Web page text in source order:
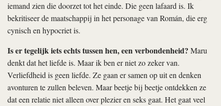
iemand zien die doorzet tot het einde. Die geen lafaard is. Ik
bekritiseer de maatschappij in het personage van Román, die erg
cynisch en hypocriet is.
Is er tegelijk iets echts tussen hen, een verbondenheid? Maru
denkt dat het liefde is. Maar ik ben er niet zo zeker van.
Verliefdheid is geen liefde. Ze gaan er samen op uit en denken
avonturen te zullen beleven. Maar beetje bij beetje ontdekken ze
dat een relatie niet alleen over plezier en seks gaat. Het gaat veel